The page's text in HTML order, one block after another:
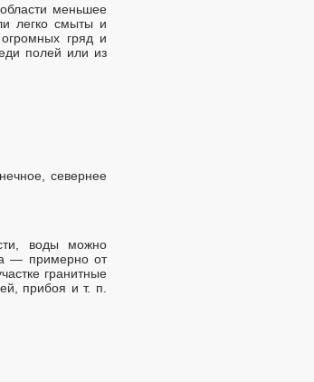
меньшее
легко смыты и
гряд и
полей или из
севернее
воды можно
— примерно от
гранитные
прибоя и т. п.